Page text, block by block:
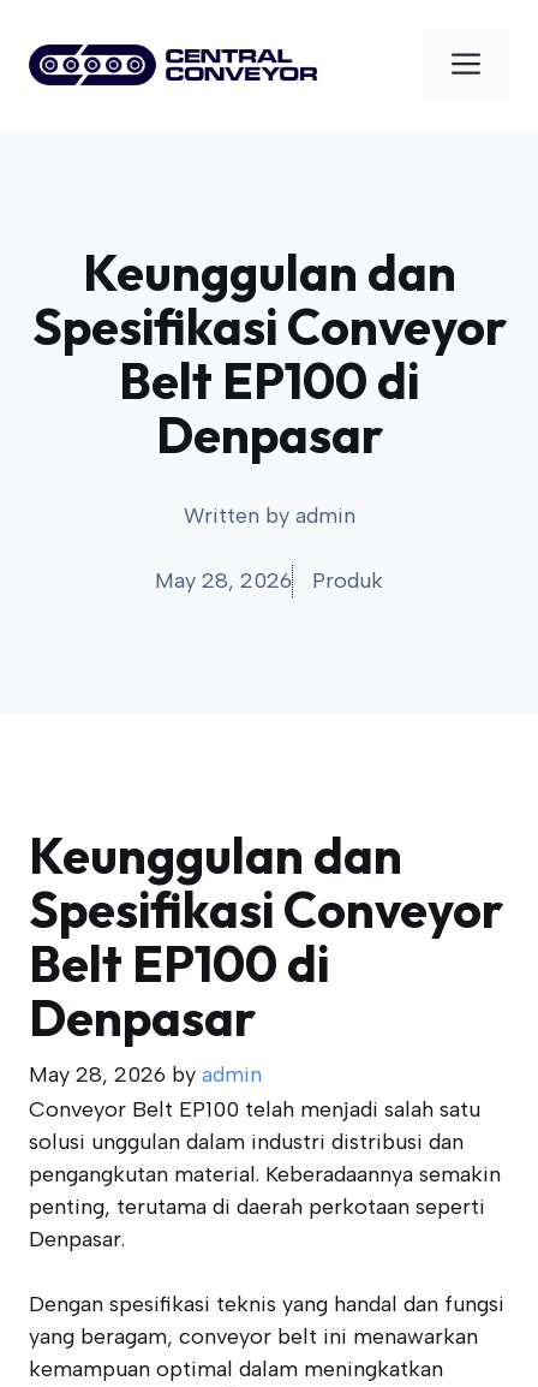
content
Keunggulan dan
Spesifikasi Conveyor
Belt EP100 di
Denpasar
Written by admin
May 28, 2026 Produk
Keunggulan dan
Spesifikasi Conveyor
Belt EP100 di
Denpasar
May 28, 2026 by admin
Conveyor Belt EP100 telah menjadi salah satu
solusi unggulan dalam industri distribusi dan
pengangkutan material. Keberadaannya semakin
penting, terutama di daerah perkotaan seperti
Denpasar.
Dengan spesifikasi teknis yang handal dan fungsi
yang beragam, conveyor belt ini menawarkan
kemampuan optimal dalam meningkatkan